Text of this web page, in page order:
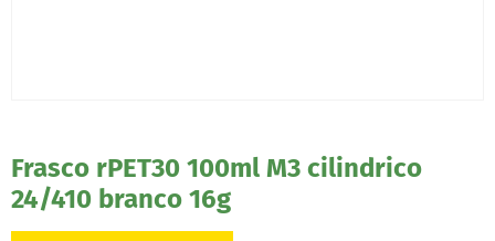
Frasco rPET30 100ml M3 cilindrico
24/410 branco 16g